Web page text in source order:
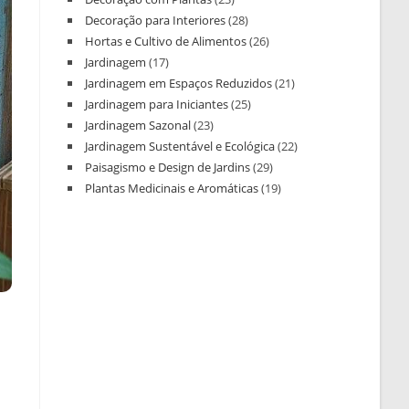
Decoração para Interiores(28)
Hortas e Cultivo de Alimentos(26)
Jardinagem (17)
Jardinagem em Espaços Reduzidos(21)
Jardinagem para Iniciantes(25)
Jardinagem Sazonal(23)
Jardinagem Sustentável e Ecológica(22)
Paisagismo e Design de Jardins(29)
Plantas Medicinais e Aromáticas(19)